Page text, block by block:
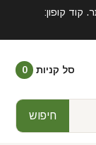
חיפוש
סל קניות 0